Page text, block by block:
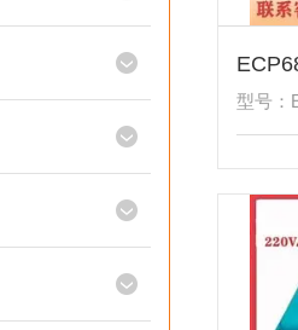
型号：